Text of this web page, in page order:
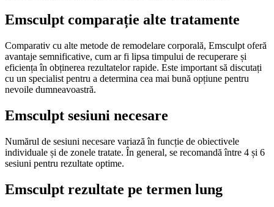
Emsculpt comparație alte tratamente
Comparativ cu alte metode de remodelare corporală, Emsculpt oferă
avantaje semnificative, cum ar fi lipsa timpului de recuperare și
eficiența în obținerea rezultatelor rapide. Este important să discutați
cu un specialist pentru a determina cea mai bună opțiune pentru
nevoile dumneavoastră.
Emsculpt sesiuni necesare
Numărul de sesiuni necesare variază în funcție de obiectivele
individuale și de zonele tratate. În general, se recomandă între 4 și 6
sesiuni pentru rezultate optime.
Emsculpt rezultate pe termen lung